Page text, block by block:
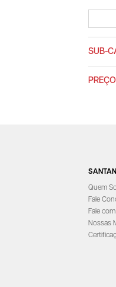
SUB-
PREÇO
Quem
Fale
Fale
Nossas